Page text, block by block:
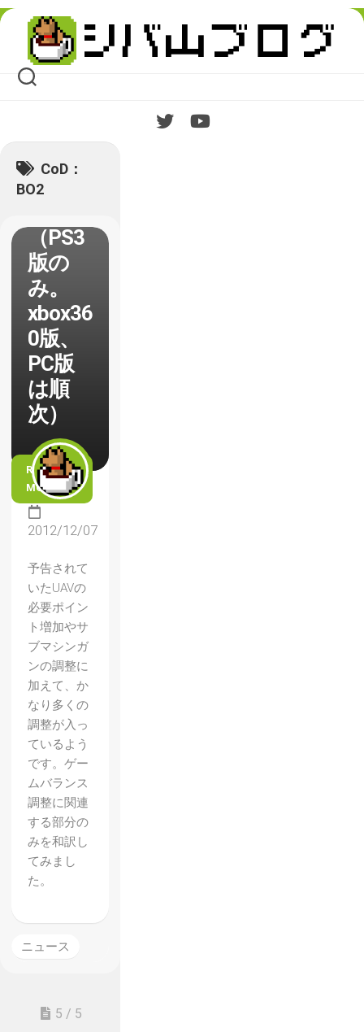
Skip
content
CoD：
BO2
【CoD
：
12月6
日配信
のパッ
（PS3
版の
み。
xbox36
0版、
PC版
は順
次）
READ
MORE
2012/12/07
予告されて
いたUAVの
必要ポイン
ト増加やサ
ブマシンガ
ンの調整に
加えて、か
なり多くの
調整が入っ
ているよう
です。ゲー
ムバランス
調整に関連
する部分の
みを和訳し
てみまし
た。
ニュース
5 / 5